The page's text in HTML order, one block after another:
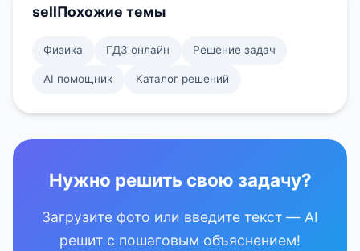
sellПохожие темы
Физика ГДЗ онлайн Решение задач
AI помощник Каталог решений
Нужно решить свою задачу?
Загрузите фото или введите текст — AI
решит с пошаговым объяснением!